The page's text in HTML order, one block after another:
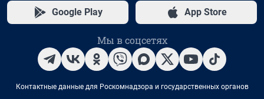
Google Play App Store
Мы в соцсетях
Контактные данные для Роскомнадзора и государственных органов